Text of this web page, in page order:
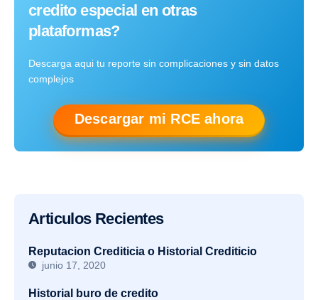
credito especial en otras
plataformas?
Descarga aqui tu reporte sin complicaciones y sin datos
complejos
Descargar mi RCE ahora
Articulos Recientes
Reputacion Crediticia o Historial Crediticio
junio 17, 2020
Historial buro de credito